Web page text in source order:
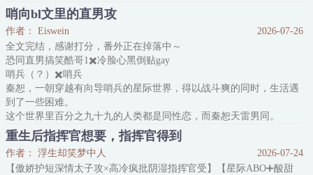
“带我走，立刻，马上！”冷冷的威胁说出来像是撒娇，裴矩却毫不怀
疑，只要他拒绝，自己立刻就会死。
裴矩：“……好。”
作为一个跟班，裴矩没有什么必须忠诚的觉悟，为了逃离被杀的命
运，即刻反水带着限制文主角乘着机
哨向bl文里的直男攻
作者： Eiswein
2026-07-26
全文完结，感谢打分，番外正在掉落中～
恐同直男搞笑酷哥1✖️冷脸心黑倒贴gay
哨兵（？）✖️哨兵
秦恕，一朝穿越有向导哨兵的星际世界，得以战斗爽的同时，生活遇
到了一些困难。
这个世界里百分之九十九的人类都是同性恋，而秦恕天雷男同。
*
一次大胜归来，帝国边境得以平定，荣归故里的新晋上校秦恕也被组
织强制催婚。
秦恕眼神一扫自己的适婚对象：性取向为男的男的，妖里妖气的男
重生后指挥官想要，指挥官得到
作者： 浮生却笑梦中人
2026-07-24
【傲娇护短深情太子攻×高冷疯批阴湿指挥官受】【星际ABO➕酸甜